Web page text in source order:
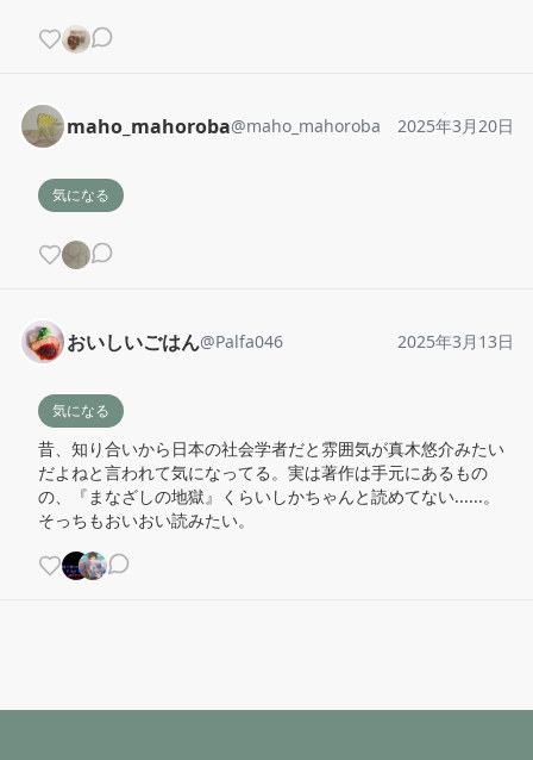
maho_mahoroba@maho_mahoroba 2025年3月20日
気になる
おいしいごはん@Palfa046 2025年3月13日
気になる
昔、知り合いから日本の社会学者だと雰囲気が真木悠介みたい
だよねと言われて気になってる。実は著作は手元にあるもの
の、『まなざしの地獄』くらいしかちゃんと読めてない......。
そっちもおいおい読みたい。